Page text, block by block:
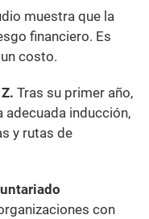
muestra que la
financiero. Es
costo.
Tras su primer año,
adecuada inducción,
y rutas de
con